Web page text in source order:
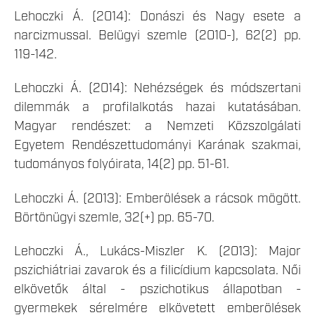
Lehoczki Á. (2014): Donászi és Nagy esete a
narcizmussal. Belügyi szemle (2010-), 62(2) pp.
119-142.
Lehoczki Á. (2014): Nehézségek és módszertani
dilemmák a profilalkotás hazai kutatásában.
Magyar rendészet: a Nemzeti Közszolgálati
Egyetem Rendészettudományi Karának szakmai,
tudományos folyóirata, 14(2) pp. 51-61.
Lehoczki Á. (2013): Emberölések a rácsok mögött.
Börtönügyi szemle, 32(+) pp. 65-70.
Lehoczki Á., Lukács-Miszler K. (2013): Major
pszichiátriai zavarok és a filicídium kapcsolata. Női
elkövetők által - pszichotikus állapotban -
gyermekek sérelmére elkövetett emberölések